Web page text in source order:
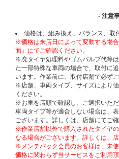
- 注意
価格は、組み換え、バランス、取
※価格は来店日によって変動する場
面」にてご確認ください。
※廃タイヤ処理料やゴムバルブ代等
た一部特殊な車両の場合で、取付に
います。作業前に、取付店舗で必ず
※店舗、車両タイプ、サイズにより
ください。
※お車を店頭で確認し、ご選択いた
車両タイプ等が適合しない場合は、
ございます。詳しくは、店舗にてご確
※作業店舗以外で購入されたタイヤ
なる場合がございます。詳しくは、
※メンテパック会員のお客様は、未
価格に関わらず当サービスをご利用頂